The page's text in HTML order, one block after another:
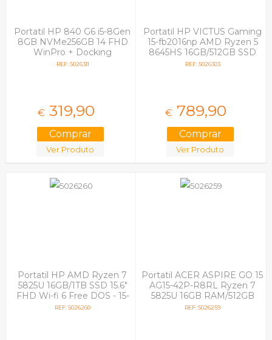
Portatil HP 840 G6 i5-8Gen
8GB NVMe256GB 14 FHD
WinPro + Docking
Recondicionado
REF: 5026311
€ 319,90
Ver Produto
Portatil HP VICTUS Gaming
15-fb2016np AMD Ryzen 5
8645HS 16GB/512GB SSD
RTX 3050 15.6" PT
REF: 5026303
€ 789,90
Ver Produto
Portatil HP AMD Ryzen 7
5825U 16GB/1TB SSD 15.6"
FHD Wi-fi 6 Free DOS - 15-
fc0097np
REF: 5026260
Portatil ACER ASPIRE GO 15
AG15-42P-R8RL Ryzen 7
5825U 16GB RAM/512GB
SSD 15..6" FHD Win 11
REF: 5026259